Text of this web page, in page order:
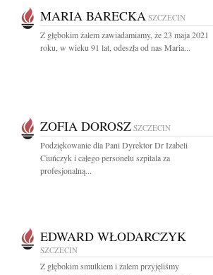
MARIA BARECKA SZCZECIN
Z głębokim żalem zawiadamiamy, że 23 maja 2021
roku, w wieku 91 lat, odeszła od nas Maria...
ZOFIA DOROSZ SZCZECIN
Podziękowanie dla Pani Dyrektor Dr Izabeli
Ciuńczyk i całego personelu szpitala za
profesjonalną...
EDWARD WŁODARCZYK
SZCZECIN
Z głębokim smutkiem i żalem przyjęliśmy